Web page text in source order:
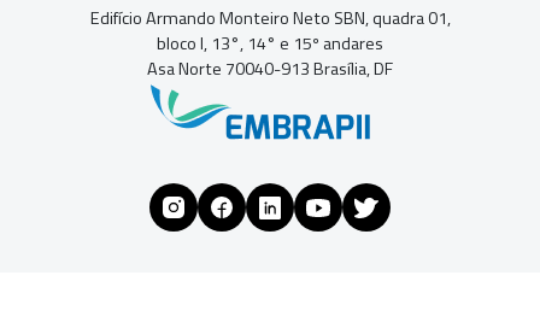
Edifício Armando Monteiro Neto SBN, quadra 01,
bloco I, 13°, 14° e 15º andares
Asa Norte 70040-913 Brasília, DF